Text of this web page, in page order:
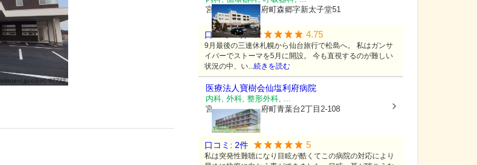
宮城県宮城郡利府町森郷字新太子堂51
口コミ:4件 4.75
9月最後の三連休札幌から仙台旅行で松島へ。 私はガンサ
イバーでストーマを5月に開設。 今も直視するのが難しい
状況の中、い...続きを読む
医療法人寶樹会仙塩利府病院
内科, 外科, 整形外科, ...
宮城県宮城郡利府町青葉台2丁目2-108
口コミ: 2件 5
私は突発性難聴になり目眩が酷くてこの病院の対応により